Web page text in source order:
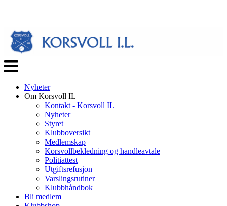
Veksle
navigasjon
Nyheter
Om Korsvoll IL
Kontakt - Korsvoll IL
Nyheter
Styret
Klubboversikt
Medlemskap
Korsvollbekledning og handleavtale
Politiattest
Utgiftsrefusjon
Varslingsrutiner
Klubbhåndbok
Bli medlem